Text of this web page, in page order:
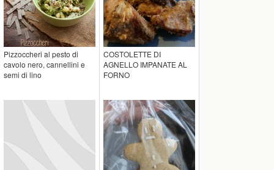
Pizzoccheri al pesto di
cavolo nero, cannellini e
semi di lino
COSTOLETTE DI
AGNELLO IMPANATE AL
FORNO